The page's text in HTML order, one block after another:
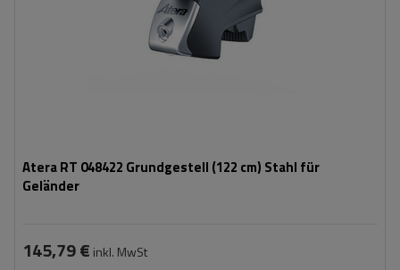
Atera RT 048422 Grundgestell (122 cm) Stahl für
Geländer
145,79 € inkl. MwSt